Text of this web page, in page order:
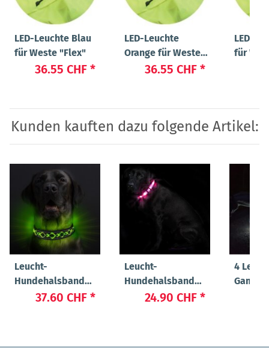
LED-Leuchte Blau
für Weste "Flex"
36.55 CHF *
LED-Leuchte
Orange für Weste
"Flex"36.55 CHF *
LED-
für
Kunden kauften dazu folgende Artikel:
Leucht-
Hundehalsband
"Beauty"
37.60 CHF *
Leucht-
Hundehalsband
"Cash"24.90 CHF *
4